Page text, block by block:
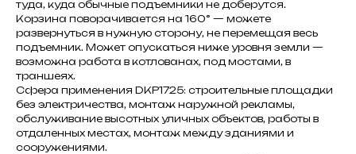
туда, куда обычные подъемники не доберутся.
Корзина поворачивается на 160° — можете
развернуться в нужную сторону, не перемещая весь
подъемник. Может опускаться ниже уровня земли —
возможна работа в котлованах, под мостами, в
траншеях.
Сфера применения DKP1725: строительные площадки
без электричества, монтаж наружной рекламы,
обслуживание высотных уличных объектов, работы в
отдаленных местах, монтаж между зданиями и
сооружениями.